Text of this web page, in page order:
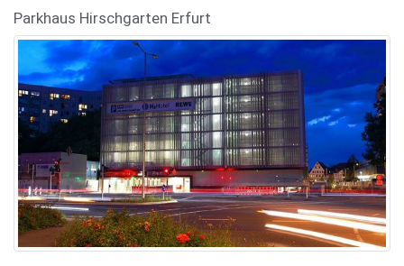
Parkhaus Hirschgarten Erfurt